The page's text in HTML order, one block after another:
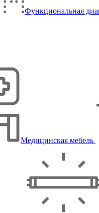
Функциональная
Медицинская мебель